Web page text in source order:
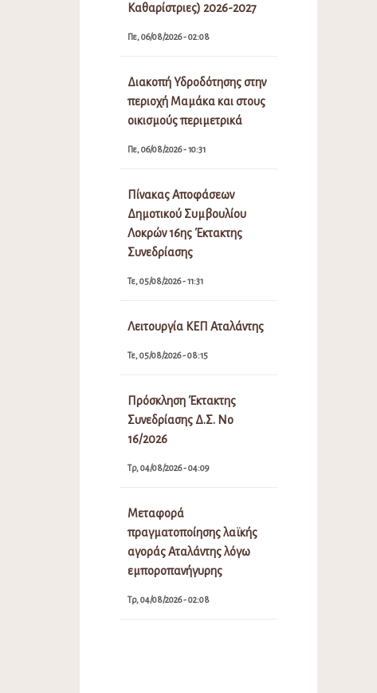
Καθαρίστριες) 2026-2027
Πε, 06/08/2026 - 02:08
Διακοπή Υδροδότησης στην
περιοχή Μαμάκα και στους
οικισμούς περιμετρικά
Πε, 06/08/2026 - 10:31
Πίνακας Αποφάσεων
Δημοτικού Συμβουλίου
Λοκρών 16ης Έκτακτης
Συνεδρίασης
Τε, 05/08/2026 - 11:31
Λειτουργία ΚΕΠ Αταλάντης
Τε, 05/08/2026 - 08:15
Πρόσκληση Έκτακτης
Συνεδρίασης Δ.Σ. Νο
16/2026
Τρ, 04/08/2026 - 04:09
Μεταφορά
πραγματοποίησης λαϊκής
αγοράς Αταλάντης λόγω
εμποροπανήγυρης
Τρ, 04/08/2026 - 02:08